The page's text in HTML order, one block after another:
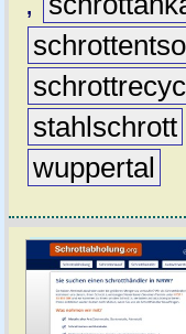
stahlschrott
wuppertal